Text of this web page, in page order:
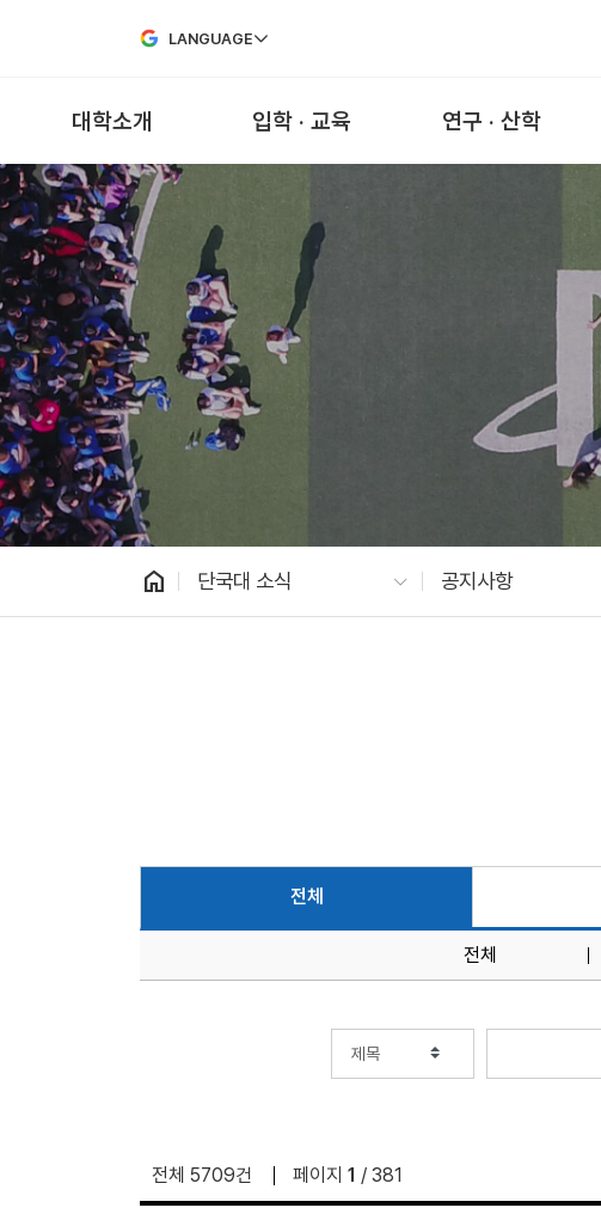
LANGUAGE
대학소개 입학 · 교육 연구 · 산학
home 단국대 소식 공지사항
전체
전체
전체 5709건 페이지 1 / 381